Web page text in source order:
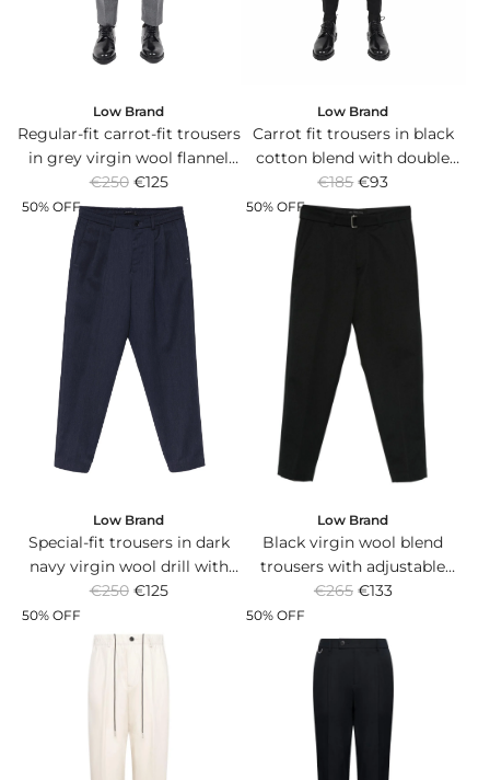
c
e
c
e
Low Brand
Regular-fit carrot-fit trousers
in grey virgin wool flannel
with double front pleats.
R
e
e
€250 €125
Low Brand
Carrot fit trousers in black
cotton blend with double
pleats.
R
e
e
€185 €93
50% OFF
Low Brand
Special-fit trousers in dark
navy virgin wool drill with
double pleats and elasticated
R
g
u
€250 €125
50% OFF
Low Brand
Black virgin wool blend
trousers with adjustable
buckle waist belt.
R
g
u
l
a
r
p
€265 €133
50% OFF 50% OFF